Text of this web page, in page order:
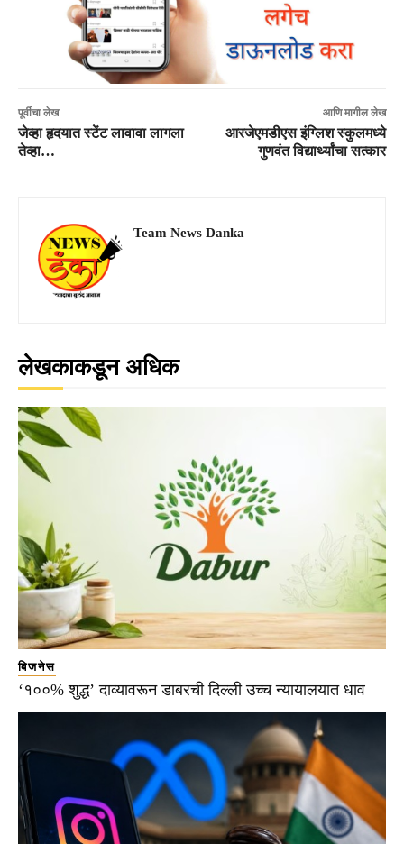
पूर्वीचा लेख
जेव्हा हृदयात स्टेंट लावावा लागला
तेव्हा…
आणि मागील लेख
आरजेएमडीएस इंग्लिश स्कुलमध्ये
गुणवंत विद्यार्थ्यांचा सत्कार
Team News Danka
लेखकाकडून अधिक
बिजनेस
‘१००% शुद्ध’ दाव्यावरून डाबरची दिल्ली उच्च न्यायालयात धाव